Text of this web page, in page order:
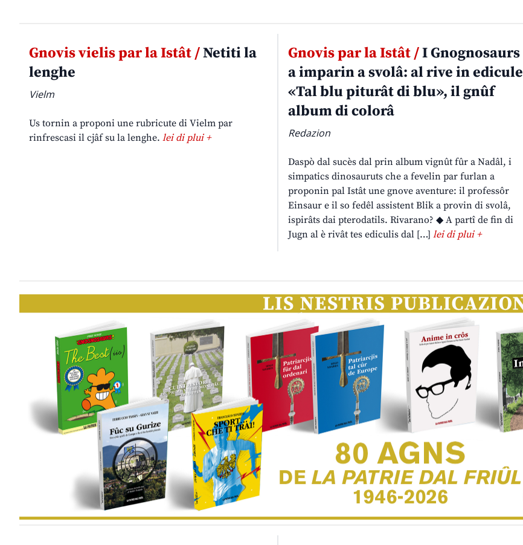
Gnovis vielis par la Istât /Netiti la
lenghe
Vielm
Us tornin a proponi une rubricute di Vielm par
rinfrescasi il cjâf su la lenghe. lei di plui +
Gnovis par la Istât /I Gnognosaurs
a imparin a svolâ: al rive in edicule
«Tal blu piturât di blu», il gnûf
album di colorâ
Redazion
Daspò dal sucès dal prin album vignût fûr a Nadâl, i
simpatics dinosauruts che a fevelin par furlan a
proponin pal Istât une gnove aventure: il professôr
Einsaur e il so fedêl assistent Blik a provin di svolâ,
ispirâts dai pterodatils. Rivarano? ◆ A partî de fin di
Jugn al è rivât tes ediculis dal […] lei di plui +